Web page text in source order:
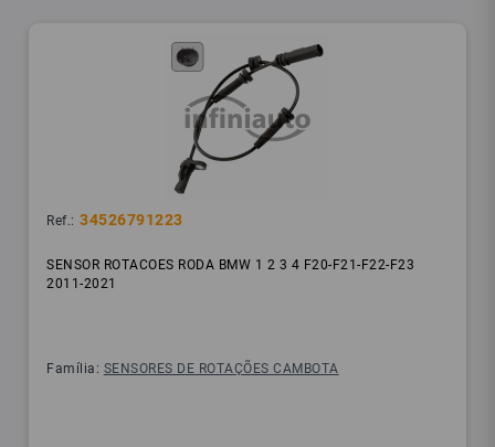
Ref.: 34526791223
SENSOR ROTACOES RODA BMW 1 2 3 4 F20-F21-F22-F23
2011-2021
Família: SENSORES DE ROTAÇÕES CAMBOTA